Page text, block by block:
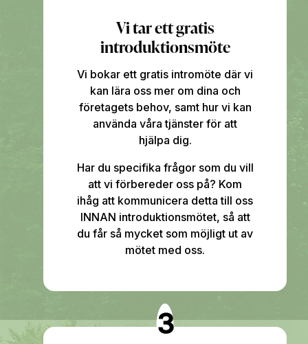
Vi tar ett gratis
introduktionsmöte
Vi bokar ett gratis intromöte där vi
kan lära oss mer om dina och
företagets behov, samt hur vi kan
använda våra tjänster för att
hjälpa dig.
Har du specifika frågor som du vill
att vi förbereder oss på? Kom
ihåg att kommunicera detta till oss
INNAN introduktionsmötet, så att
du får så mycket som möjligt ut av
mötet med oss.
3